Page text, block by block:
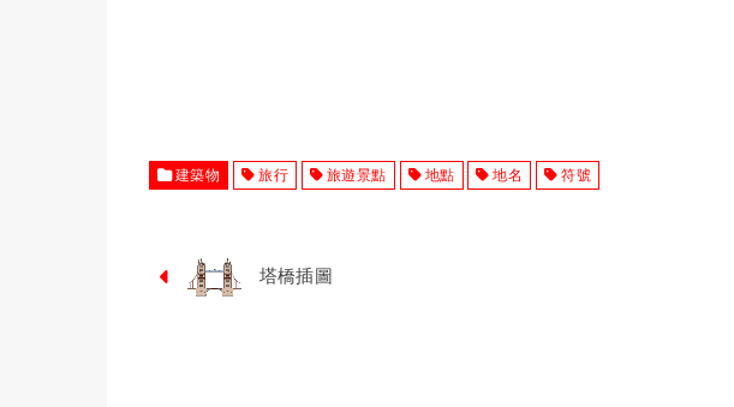
建築物 旅行 旅遊景點 地點 地名 符號
塔橋插圖